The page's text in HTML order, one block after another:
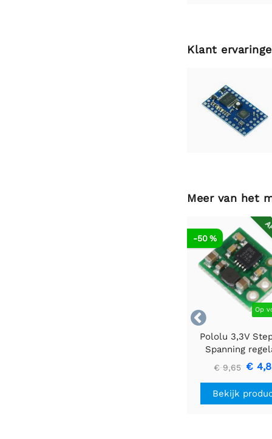
Klant
Meer van het
 Op
-50 %
Pololu 3,3V
Spanning
U1V10F3
€ 9,65 €
Bekijk